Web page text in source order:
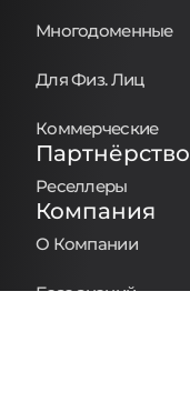
Многодоменные
Для Физ. Лиц
Коммерческие
Партнёрство
Реселлеры
Компания
О Компании
База знаний